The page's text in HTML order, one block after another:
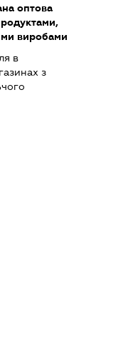
оптова
виробами
в
з